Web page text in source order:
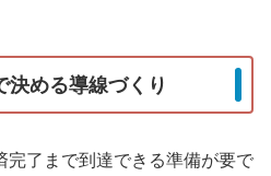
決める導線づくり
完了まで到達できる準備が要で